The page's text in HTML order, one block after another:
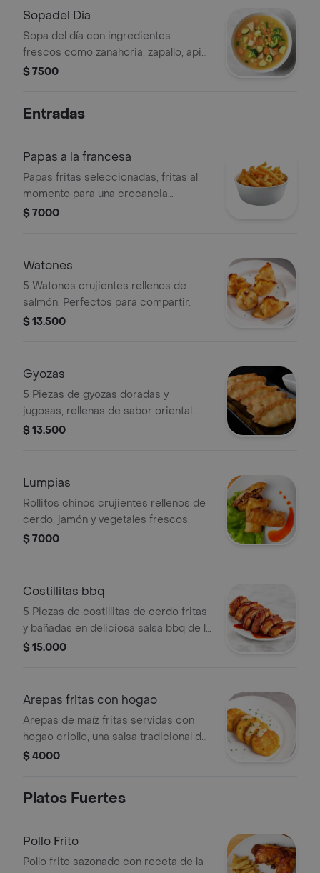
Sopadel Dia
Sopa del día con ingredientes
frescos como zanahoria, zapallo, apio
y brócoli. Consulta para conocer el
$ 7500
Entradas
Papas a la francesa
Papas fritas seleccionadas, fritas al
momento para una crocancia
perfecta.
$ 7000
Watones
5 Watones crujientes rellenos de
salmón. Perfectos para compartir.
$ 13.500
Gyozas
5 Piezas de gyozas doradas y
jugosas, rellenas de sabor oriental
irresistible perfectas para compartir
$ 13.500
Lumpias
Rollitos chinos crujientes rellenos de
cerdo, jamón y vegetales frescos.
$ 7000
Costillitas bbq
5 Piezas de costillitas de cerdo fritas
y bañadas en deliciosa salsa bbq de la
casa.
$ 15.000
Arepas fritas con hogao
Arepas de maíz fritas servidas con
hogao criollo, una salsa tradicional de
cebolla y tomate.
$ 4000
Platos Fuertes
Pollo Frito
Pollo frito sazonado con receta de la